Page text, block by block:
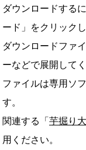
ダウンロードする
ード」をクリック
ダウンロードファ
ーなどで展開してく
ファイルは専用ソ
す。
関連する「 芋掘り
用ください。